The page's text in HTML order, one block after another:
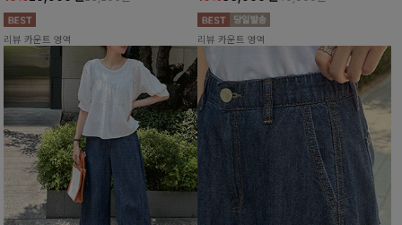
리뷰 카운트 영역 리뷰 카운트 영역